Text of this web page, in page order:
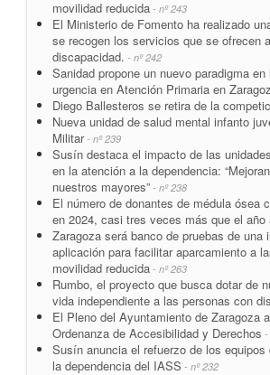
movilidad reducida - nº 243
El Ministerio de Fomento ha realizado
se recogen los servicios que se ofrecen
discapacidad. - nº 242
Sanidad propone un nuevo paradigma
urgencia en Atención Primaria en
Diego Ballesteros se retira de la
Nueva unidad de salud mental infanto
Militar- nº 239
Susín destaca el impacto de las
en la atención a la dependencia:
nuestros mayores” - nº 238
El número de donantes de médula ósea
en 2024, casi tres veces más que el año
Zaragoza será banco de pruebas de una
aplicación para facilitar aparcamiento a
movilidad reducida - nº 263
Rumbo, el proyecto que busca dotar de
vida independiente a las personas con
El Pleno del Ayuntamiento de Zaragoza
Ordenanza de Accesibilidad y Derechos -
Susín anuncia el refuerzo de los equipos
la dependencia del IASS - nº 232